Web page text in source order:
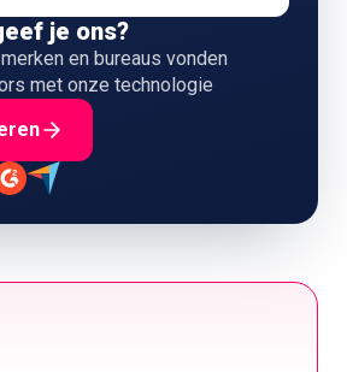
je ons?
en bureaus vonden
met onze technologie